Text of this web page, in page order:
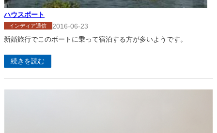
ハウスボート
インディア通信
2016-06-23
新婚旅行でこのボートに乗って宿泊する方が多いようです。
続きを読む